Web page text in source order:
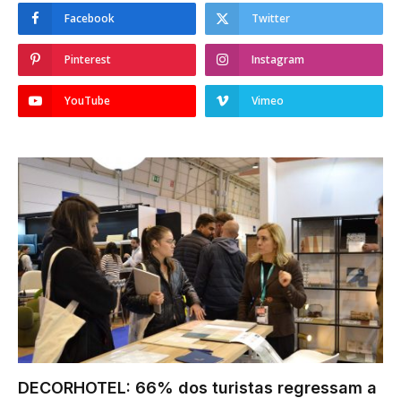
Facebook Twitter
Pinterest Instagram
YouTube Vimeo
DECORHOTEL: 66% dos turistas regressam a